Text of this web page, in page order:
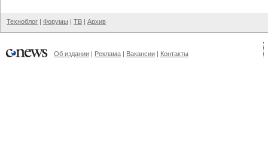
Техноблог | Форумы | ТВ | Архив
Об издании | Реклама | Вакансии | Контакты